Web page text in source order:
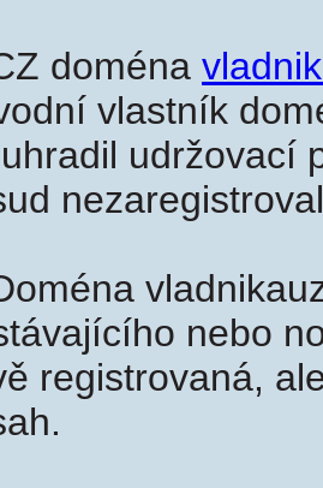
doména
vlastník
udržovací
nebo
registrovaná,